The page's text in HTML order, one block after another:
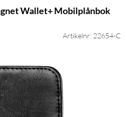
Wallet+ Mobilplånbok
Artikelnr: 22654-C